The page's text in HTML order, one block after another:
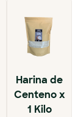
Harina de
Centeno x
1 Kilo